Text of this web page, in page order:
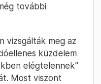
további
vizsgálták meg az
küzdelem
elégtelennek”
Most viszont